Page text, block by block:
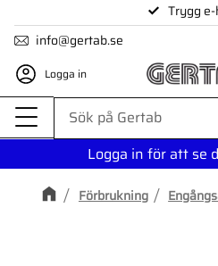
Meny
Trygg
info@gertab.se
Logga in
Logga in för att se
Förbrukning